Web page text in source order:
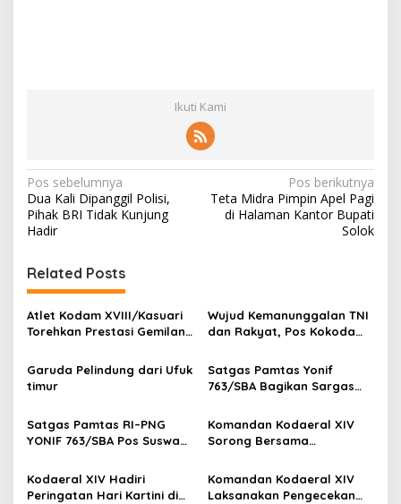
Ikuti Kami
N
a
v
i
g
a
s
i
p
s
Pos sebelumnya
Dua Kali Dipanggil Polisi,
Pihak BRI Tidak Kunjung
Hadir
Pos berikutnya
Teta Midra Pimpin Apel Pagi
di Halaman Kantor Bupati
Solok
Related Posts
Atlet Kodam XVIII/Kasuari
Torehkan Prestasi Gemilang
Silat Piala Gubernur Papua
Barat Daya 2026
Wujud Kemanunggalan TNI
dan Rakyat, Pos Kokoda
Masyarakat Kampung
Taarof
Garuda Pelindung dari Ufuk
timur
Satgas Pamtas Yonif
763/SBA Bagikan Sargas
Satgas Pamtas RI–PNG
YONIF 763/SBA Pos Suswa
Rumah Ibadah di Kampung
Suswa
Komandan Kodaeral XIV
Sorong Bersama
Daya Sambut Kunjungan
Wakil Presiden RI
Kodaeral XIV Hadiri
Peringatan Hari Kartini di
Komandan Kodaeral XIV
Laksanakan Pengecekan